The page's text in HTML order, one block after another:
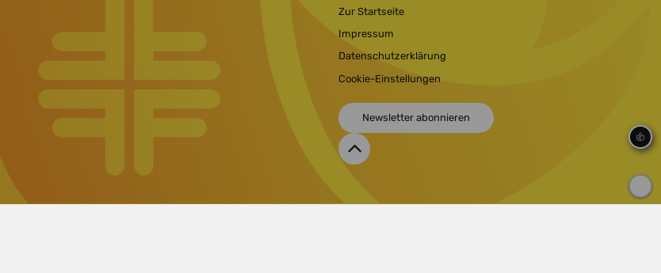
Zur Startseite
Impressum
Datenschutzerklärung
Cookie-Einstellungen
Newsletter abonnieren